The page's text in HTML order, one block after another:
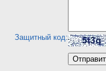
Защитный код: